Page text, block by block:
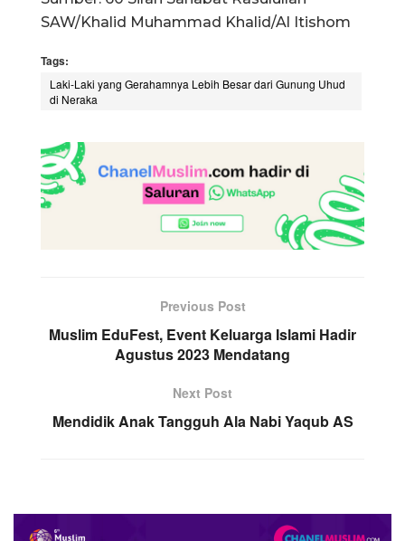
SAW/Khalid Muhammad Khalid/Al Itishom
Tags:
Laki-Laki yang Gerahamnya Lebih Besar dari Gunung Uhud
di Neraka
Previous Post
Muslim EduFest, Event Keluarga Islami Hadir
Agustus 2023 Mendatang
Next Post
Mendidik Anak Tangguh Ala Nabi Yaqub AS